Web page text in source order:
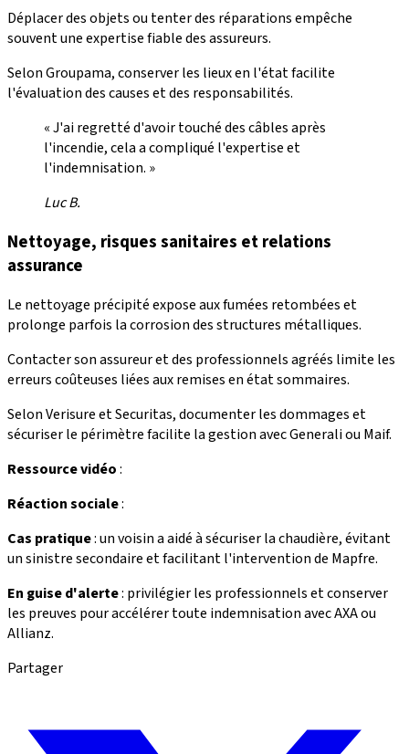
Déplacer des objets ou tenter des réparations empêche
souvent une expertise fiable des assureurs.
Selon Groupama, conserver les lieux en l'état facilite
l'évaluation des causes et des responsabilités.
« J'ai regretté d'avoir touché des câbles après
l'incendie, cela a compliqué l'expertise et
l'indemnisation. »
Luc B.
Nettoyage, risques sanitaires et relations
assurance
Le nettoyage précipité expose aux fumées retombées et
prolonge parfois la corrosion des structures métalliques.
Contacter son assureur et des professionnels agréés limite les
erreurs coûteuses liées aux remises en état sommaires.
Selon Verisure et Securitas, documenter les dommages et
sécuriser le périmètre facilite la gestion avec Generali ou Maif.
Ressource vidéo:
Réaction sociale:
Cas pratique: un voisin a aidé à sécuriser la chaudière, évitant
un sinistre secondaire et facilitant l'intervention de Mapfre.
En guise d'alerte: privilégier les professionnels et conserver
les preuves pour accélérer toute indemnisation avec AXA ou
Allianz.
Partager